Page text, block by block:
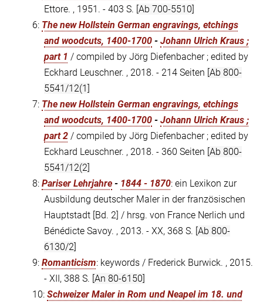
Ettore. , 1951. - 403 S. [Ab 700-5510]
6: The new Hollstein German engravings, etchings
and woodcuts, 1400-1700 - Johann Ulrich Kraus ;
part 1 / compiled by Jörg Diefenbacher ; edited by
Eckhard Leuschner. , 2018. - 214 Seiten [Ab 800-
5541/12(1]
7: The new Hollstein German engravings, etchings
and woodcuts, 1400-1700 - Johann Ulrich Kraus ;
part 2 / compiled by Jörg Diefenbacher ; edited by
Eckhard Leuschner. , 2018. - 360 Seiten [Ab 800-
5541/12(2]
8: Pariser Lehrjahre - 1844 - 1870: ein Lexikon zur
Ausbildung deutscher Maler in der französischen
Hauptstadt [Bd. 2] / hrsg. von France Nerlich und
Bénédicte Savoy. , 2013. - XX, 368 S. [Ab 800-
6130/2]
9: Romanticism: keywords / Frederick Burwick. , 2015.
- XII, 388 S. [An 80-6150]
10: Schweizer Maler in Rom und Neapel im 18. und